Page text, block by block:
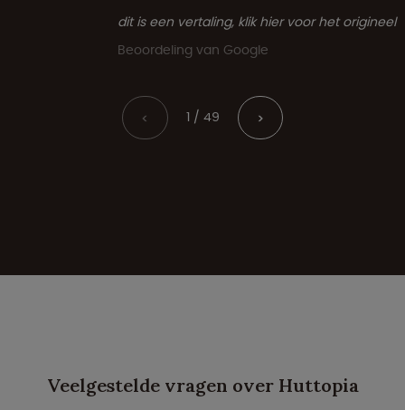
dit is een vertaling, klik hier voor het origineel
Beoordeling van Google
< 1 / 49 >
Veelgestelde vragen over Huttopia